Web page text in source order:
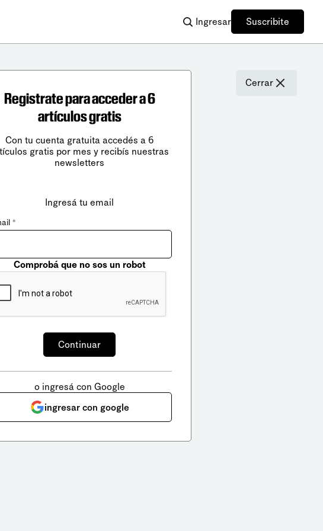
Ingresar Suscribite
Cerrar
Registrate para acceder a 6
artículos gratis
Con tu cuenta gratuita accedés a 6
gratis por mes y recibís nuestras
newsletters
Ingresá tu email
*
Comprobá que no sos un robot
o ingresá con Google
ingresar con google